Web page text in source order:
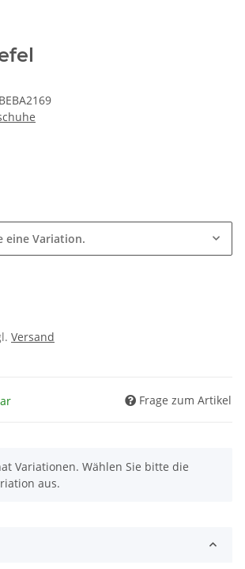
eine Variation.
Versand
Frage zum Artikel
Variationen. Wählen Sie bitte die
aus.